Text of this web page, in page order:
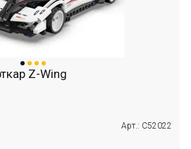
Z-Wing
Арт.: C52022